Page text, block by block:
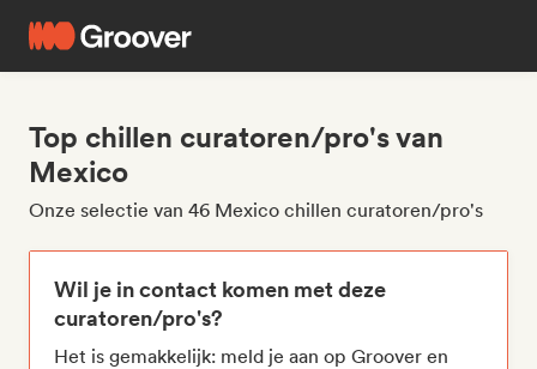
Top chillen curatoren/pro's van
Mexico
Onze selectie van 46 Mexico chillen curatoren/pro's
Wil je in contact komen met deze
curatoren/pro's?
Het is gemakkelijk: meld je aan op Groover en